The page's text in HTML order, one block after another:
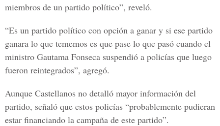
miembros de un partido político”, reveló.
“Es un partido político con opción a ganar y si ese partido
ganara lo que tememos es que pase lo que pasó cuando el
ministro Gautama Fonseca suspendió a policías que luego
fueron reintegrados”, agregó.
Aunque Castellanos no detalló mayor información del
partido, señaló que estos policías “probablemente pudieran
estar financiando la campaña de este partido”.